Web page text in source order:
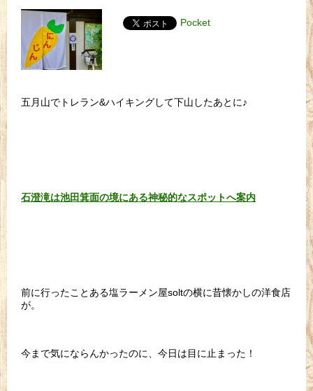
Pocket
五月山でトレラン&ハイキングして下山したあとに♪
石澄滝は池田箕面の境にある神秘的なスポットへ案内
前に行ったことある塩ラーメン屋soltの横に昔懐かしの洋食店
が。
今まで気にならんかったのに、今日は目に止まった！